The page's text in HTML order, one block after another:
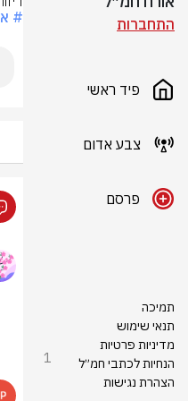
התחברות
פיד ראשי
צבע אדום
פרסם
תמיכה
תנאי שימוש
מדיניות פרטיות
הנחיות לכתבי חמ״ל
הצהרת נגישות
#
1